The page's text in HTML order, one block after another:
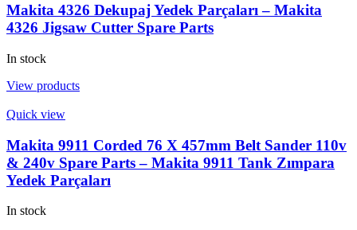
Makita 4326 Dekupaj Yedek Parçaları – Makita
4326 Jigsaw Cutter Spare Parts
In stock
View products
Quick view
Makita 9911 Corded 76 X 457mm Belt Sander 110v
& 240v Spare Parts – Makita 9911 Tank Zımpara
Yedek Parçaları
In stock